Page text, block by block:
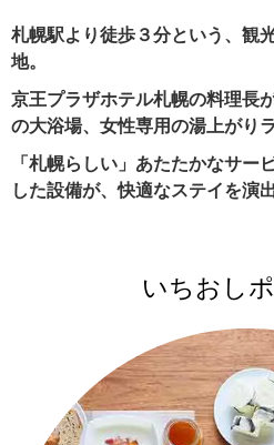
札幌駅より徒歩３分という、観
地。
京王プラザホテル札幌の料理長
の大浴場、女性専用の湯上がり
「札幌らしい」あたたかなサー
した設備が、快適なステイを演
いちおし